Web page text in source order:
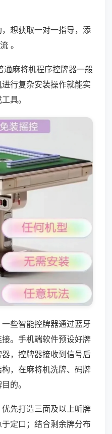
想获取一对一指导，添
。
通麻将机程序控牌器一般
行复杂安装操作就能实
具。
些智能控牌器通过蓝牙
。手机端软件预设好牌
，控牌器接收到信号后
，在麻将机洗牌、码牌
的。
先打造三面及以上听牌
定口；结合剩余牌分布